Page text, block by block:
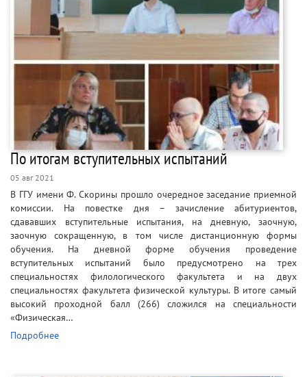
По итогам вступительных испытаний
05 авг 2021
В ГГУ имени Ф. Скорины прошло очередное заседание приемной
комиссии. На повестке дня – зачисление абитуриентов,
сдававших вступительные испытания, на дневную, заочную,
заочную сокращенную, в том числе дистанционную формы
обучения. На дневной форме обучения проведение
вступительных испытаний было предусмотрено на трех
специальностях филологического факультета и на двух
специальностях факультета физической культуры. В итоге самый
высокий проходной балл (266) сложился на специальности
«Физическая…
Подробнее